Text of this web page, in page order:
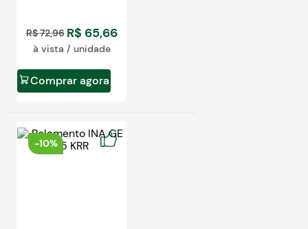
R$72,96 R$ 65,66
à vista / unidade
Comprar agora
-10%